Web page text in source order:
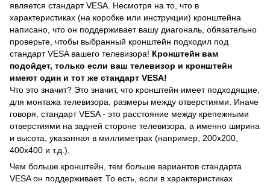
является стандарт VESA. Несмотря на то, что в
характеристиках (на коробке или инструкции) кронштейна
написано, что он поддерживает вашу диагональ, обязательно
проверьте, чтобы выбранный кронштейн подходил под
стандарт VESA вашего телевизора! Кронштейн вам
подойдет, только если ваш телевизор и кронштейн
имеют один и тот же стандарт VESA!
Что это значит? Это значит, что кронштейн имеет подходящие,
для монтажа телевизора, размеры между отверстиями. Иначе
говоря, стандарт VESA - это расстояние между крепежными
отверстиями на задней стороне телевизора, а именно ширина
и высота, указанная в миллиметрах (например, 200х200,
400х400 и т.д.).
Чем больше кронштейн, тем больше вариантов стандарта
VESA он поддерживает. То есть, если в характеристиках